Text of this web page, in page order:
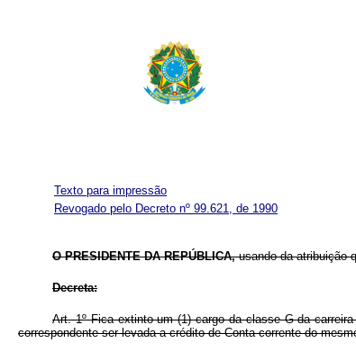
Texto para impressão
Revogado pelo Decreto nº 99.621, de 1990
O PRESIDENTE DA REPÚBLICA,usando da atribuição
Decreta:
Art. 1º Fica extinto um (1) cargo da classe G da
correspondente ser levada a crédito de Conta-corrente do